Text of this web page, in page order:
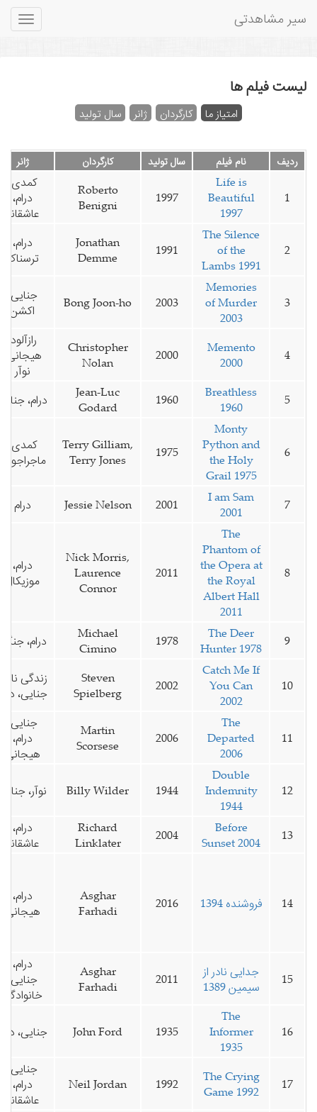
سیر مشاهدتی
لیست فیلم ها
امتیاز ما کارگردان ژانر سال تولید
ردیف نام فیلم سال تولید کارگردان ژانر
1
Life is
Beautiful
1997
1997
Roberto
Benigni
کمدی،
درام،
عاشقانه
2
The Silence
of the
Lambs 1991
1991
Jonathan
Demme
درام،
ترسناک
3
Memories
of Murder
2003
2003
Bong Joon-ho
جنایی،
اکشن
4
Memento
2000
2000
Christopher
Nolan
رازآلود،
هیجانی،
نوآر
5
Breathless
1960
1960
Jean-Luc
Godard
درام،
6
Monty
Python and
the Holy
Grail 1975
1975
Terry Gilliam,
Terry Jones
کمدی،
7
I am Sam
2001
2001
Jessie Nelson درام
8
The
Phantom of
the Opera at
the Royal
Albert Hall
2011
2011
Nick Morris,
Laurence
Connor
درام،
موزیکال
9
The Deer
Hunter 1978
1978
Michael
Cimino
درام،
10
Catch Me If
You Can
2002
2002
Steven
Spielberg
زندگی
جنایی،
11
The
Departed
2006
2006
Martin
Scorsese
جنایی،
درام،
‌هیجانی
12
Double
Indemnity
1944
1944
Billy Wilder نوآر،
13
Before
Sunset 2004
2004
Richard
Linklater
درام،
عاشقانه
14 فروشنده 1394 2016
Asghar
Farhadi
درام،
هیجانی
15
جدایی نادر از
سیمین 1389
2011
Asghar
Farhadi
درام،
جنایی،
خانوادگی
16
The
Informer
1935
1935
John Ford جنایی،
17
The Crying
Game 1992
1992
Neil Jordan
جنایی،
درام،
عاشقانه